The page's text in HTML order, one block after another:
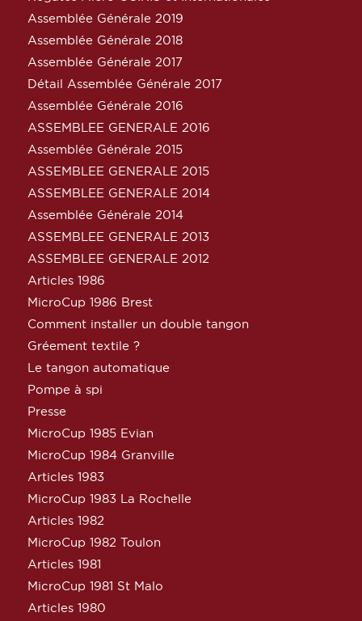
Assemblée Générale 2019
Assemblée Générale 2018
Assemblée Générale 2017
Détail Assemblée Générale 2017
Assemblée Générale 2016
ASSEMBLEE GENERALE 2016
Assemblée Générale 2015
ASSEMBLEE GENERALE 2015
ASSEMBLEE GENERALE 2014
Assemblée Générale 2014
ASSEMBLEE GENERALE 2013
ASSEMBLEE GENERALE 2012
Articles 1986
MicroCup 1986 Brest
Comment installer un double tangon
Gréement textile ?
Le tangon automatique
Pompe à spi
Presse
MicroCup 1985 Evian
MicroCup 1984 Granville
Articles 1983
MicroCup 1983 La Rochelle
Articles 1982
MicroCup 1982 Toulon
Articles 1981
MicroCup 1981 St Malo
Articles 1980